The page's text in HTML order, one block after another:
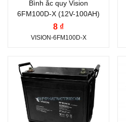
(Deep-Cycle Flooded)
Vị trí cọc: Cọc thuận R
Bình ắc quy Vision
6FM100D-X (12V-100AH)
8 ₫
VISION-6FM100D-X
Thương hiệu ắc quy:
VISION
Điện thế (V):12 V
Dung lượng (Ah):
134